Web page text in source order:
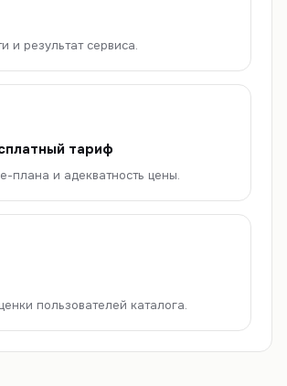
и результат сервиса.
тариф
плана и адекватность цены.
пользователей каталога.